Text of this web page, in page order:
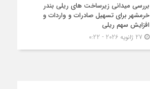
بررسی میدانی زیرساخت های ریلی بندر
خرمشهر برای تسهیل صادرات و واردات و
افزایش سهم ریلی